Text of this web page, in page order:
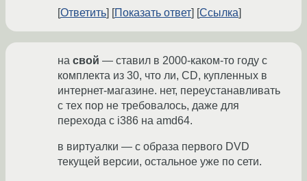
Ответить
Показать ответ Ссылка
на свой — ставил в 2000-каком-то году с
комплекта из 30, что ли, CD, купленных в
интернет-магазине. нет, переустанавливать
с тех пор не требовалось, даже для
перехода с i386 на amd64.
в виртуалки — с образа первого DVD
текущей версии, остальное уже по сети.